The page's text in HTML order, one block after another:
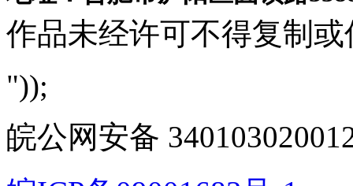
作品未经许可不得复制或
"));
皖公网安备